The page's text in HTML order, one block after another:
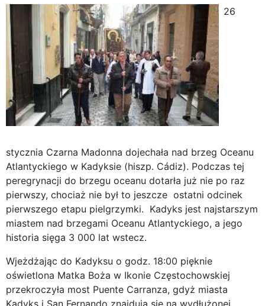
26
stycznia Czarna Madonna dojechała nad brzeg Oceanu
Atlantyckiego w Kadyksie (hiszp. Cádiz). Podczas tej
peregrynacji do brzegu oceanu dotarła już nie po raz
pierwszy, chociaż nie był to jeszcze ostatni odcinek
pierwszego etapu pielgrzymki. Kadyks jest najstarszym
miastem nad brzegami Oceanu Atlantyckiego, a jego
historia sięga 3 000 lat wstecz.
Wjeżdżając do Kadyksu o godz. 18:00 pięknie
oświetlona Matka Boża w Ikonie Częstochowskiej
przekroczyła most Puente Carranza, gdyż miasta